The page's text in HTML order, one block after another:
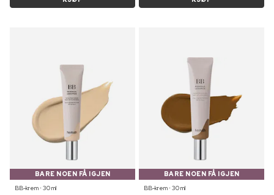
BARE NOEN FÅ IGJEN
BB-krem ⋅ 30 ml
BARE NOEN FÅ IGJEN
BB-krem ⋅ 30 ml